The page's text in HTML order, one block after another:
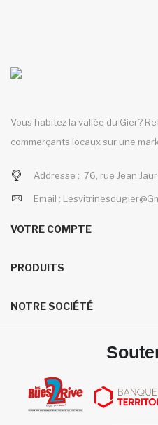
Vous habitez la vallée du Gier?
commerçants locaux sur une
Addresse : 76, rue Jean
Email :
VOTRE COMPTE
PRODUITS
NOTRE SOCIÉTÉ